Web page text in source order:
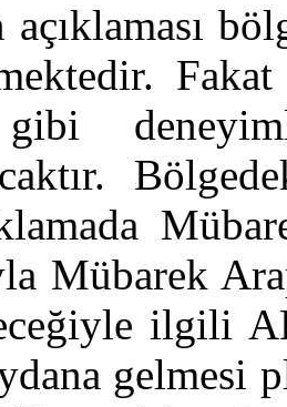
açıklaması
Mübarek
ilgili
gelmesi